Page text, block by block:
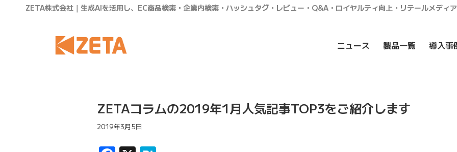
ZETA株式会社｜生成AIを活用し、EC商品検索・企業内検索・ハッシュタグ・レビュー・Q&A・ロイヤルティ向上・リテールメディ
ニュース 製品一覧 導入事
ZETAコラムの2019年1月人気記事TOP3をご紹介します
2019年3月5日